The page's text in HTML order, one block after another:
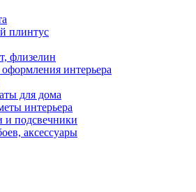
плинтус
флизелин
интерьера
для дома
интерьера
и подсвечники
аксессуары